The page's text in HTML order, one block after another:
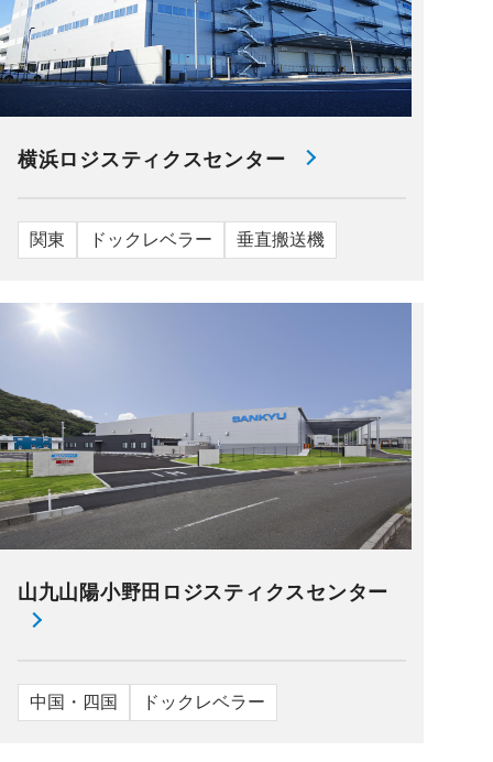
横浜ロジスティクスセンター
関東 ドックレベラー 垂直搬送機
山九山陽小野田ロジスティクスセンター
中国・四国 ドックレベラー